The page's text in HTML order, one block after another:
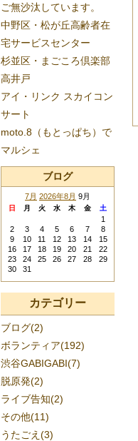
ご無沙汰しています。
中野区・松が丘高齢者在
宅サービスセンター
杉並区・まごころ倶楽部
高井戸
アイ・リンク スカイコン
サート
moto.8（もとっぱち）で
マルシェ
ブログ
7月 2026年8月 9月
日 月 火 水 木 金 土
1
2
3 4 5 6 7
8
9
10 11 12 13 14
15
16
17 18 19 20 21
22
23
24 25 26 27 28
29
30
31
カテゴリー
ブログ(2)
ボランティア(192)
渋谷GABIGABI(7)
脱原発(2)
ライブ告知(2)
その他(11)
うたごえ(3)